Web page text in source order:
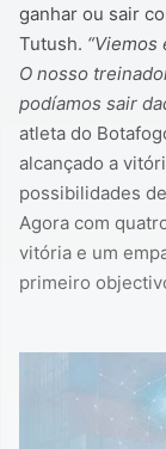
ganhar ou sair
Tutush. “Viemos
O nosso
podíamos sair
atleta do
alcançado a
possibilidades
Agora com
vitória e um
primeiro